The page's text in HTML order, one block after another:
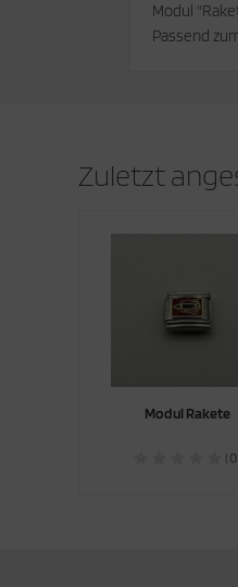
Modul
Passend
Zuletzt
Modul Rakete